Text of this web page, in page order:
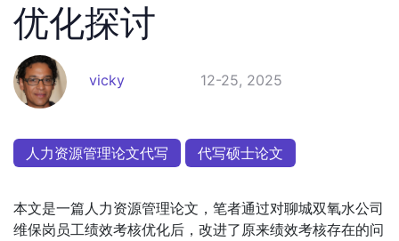
优化探讨
vicky 12-25, 2025
人力资源管理论文代写 代写硕士论文
本文是一篇人力资源管理论文，笔者通过对聊城双氧水公司
维保岗员工绩效考核优化后，改进了原来绩效考核存在的问